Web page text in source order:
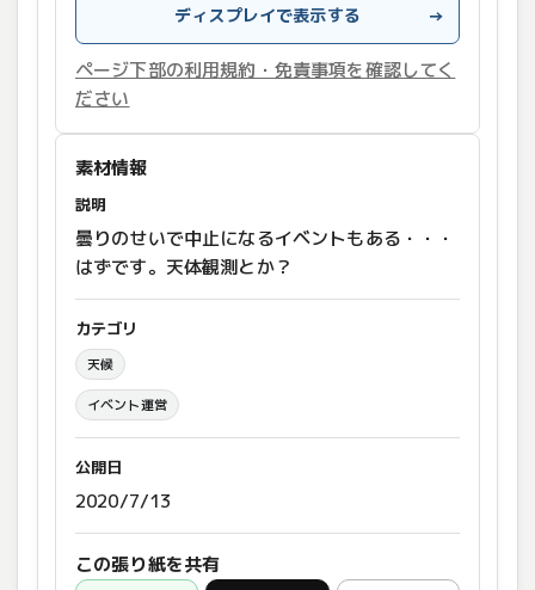
ディスプレイで表示する →
ページ下部の利用規約・免責事項を確認してく
ださい
素材情報
説明
曇りのせいで中止になるイベントもある・・・
はずです。天体観測とか？
カテゴリ
天候
イベント運営
公開日
2020/7/13
この張り紙を共有